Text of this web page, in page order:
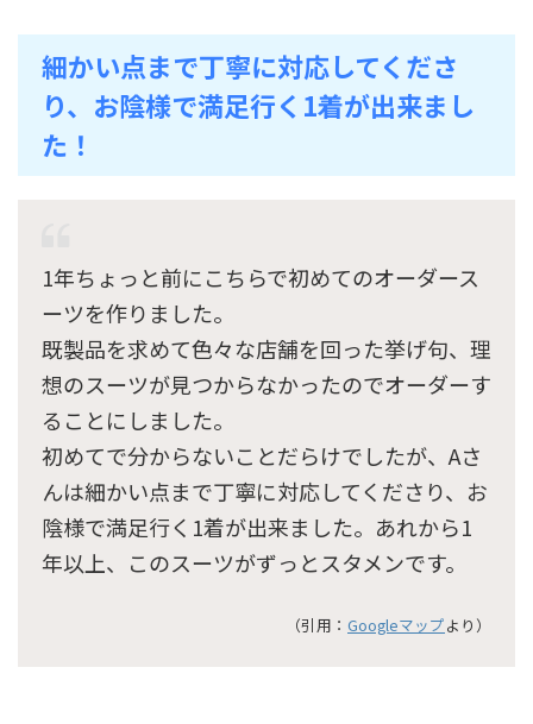
細かい点まで丁寧に対応してくださ
り、お陰様で満足行く1着が出来まし
た！
1年ちょっと前にこちらで初めてのオーダース
ーツを作りました。
既製品を求めて色々な店舗を回った挙げ句、理
想のスーツが見つからなかったのでオーダーす
ることにしました。
初めてで分からないことだらけでしたが、Aさ
んは細かい点まで丁寧に対応してくださり、お
陰様で満足行く1着が出来ました。あれから1
年以上、このスーツがずっとスタメンです。
（引用： Googleマップより）